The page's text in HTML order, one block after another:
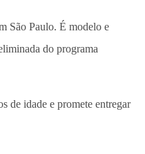
São Paulo. É modelo e
do programa